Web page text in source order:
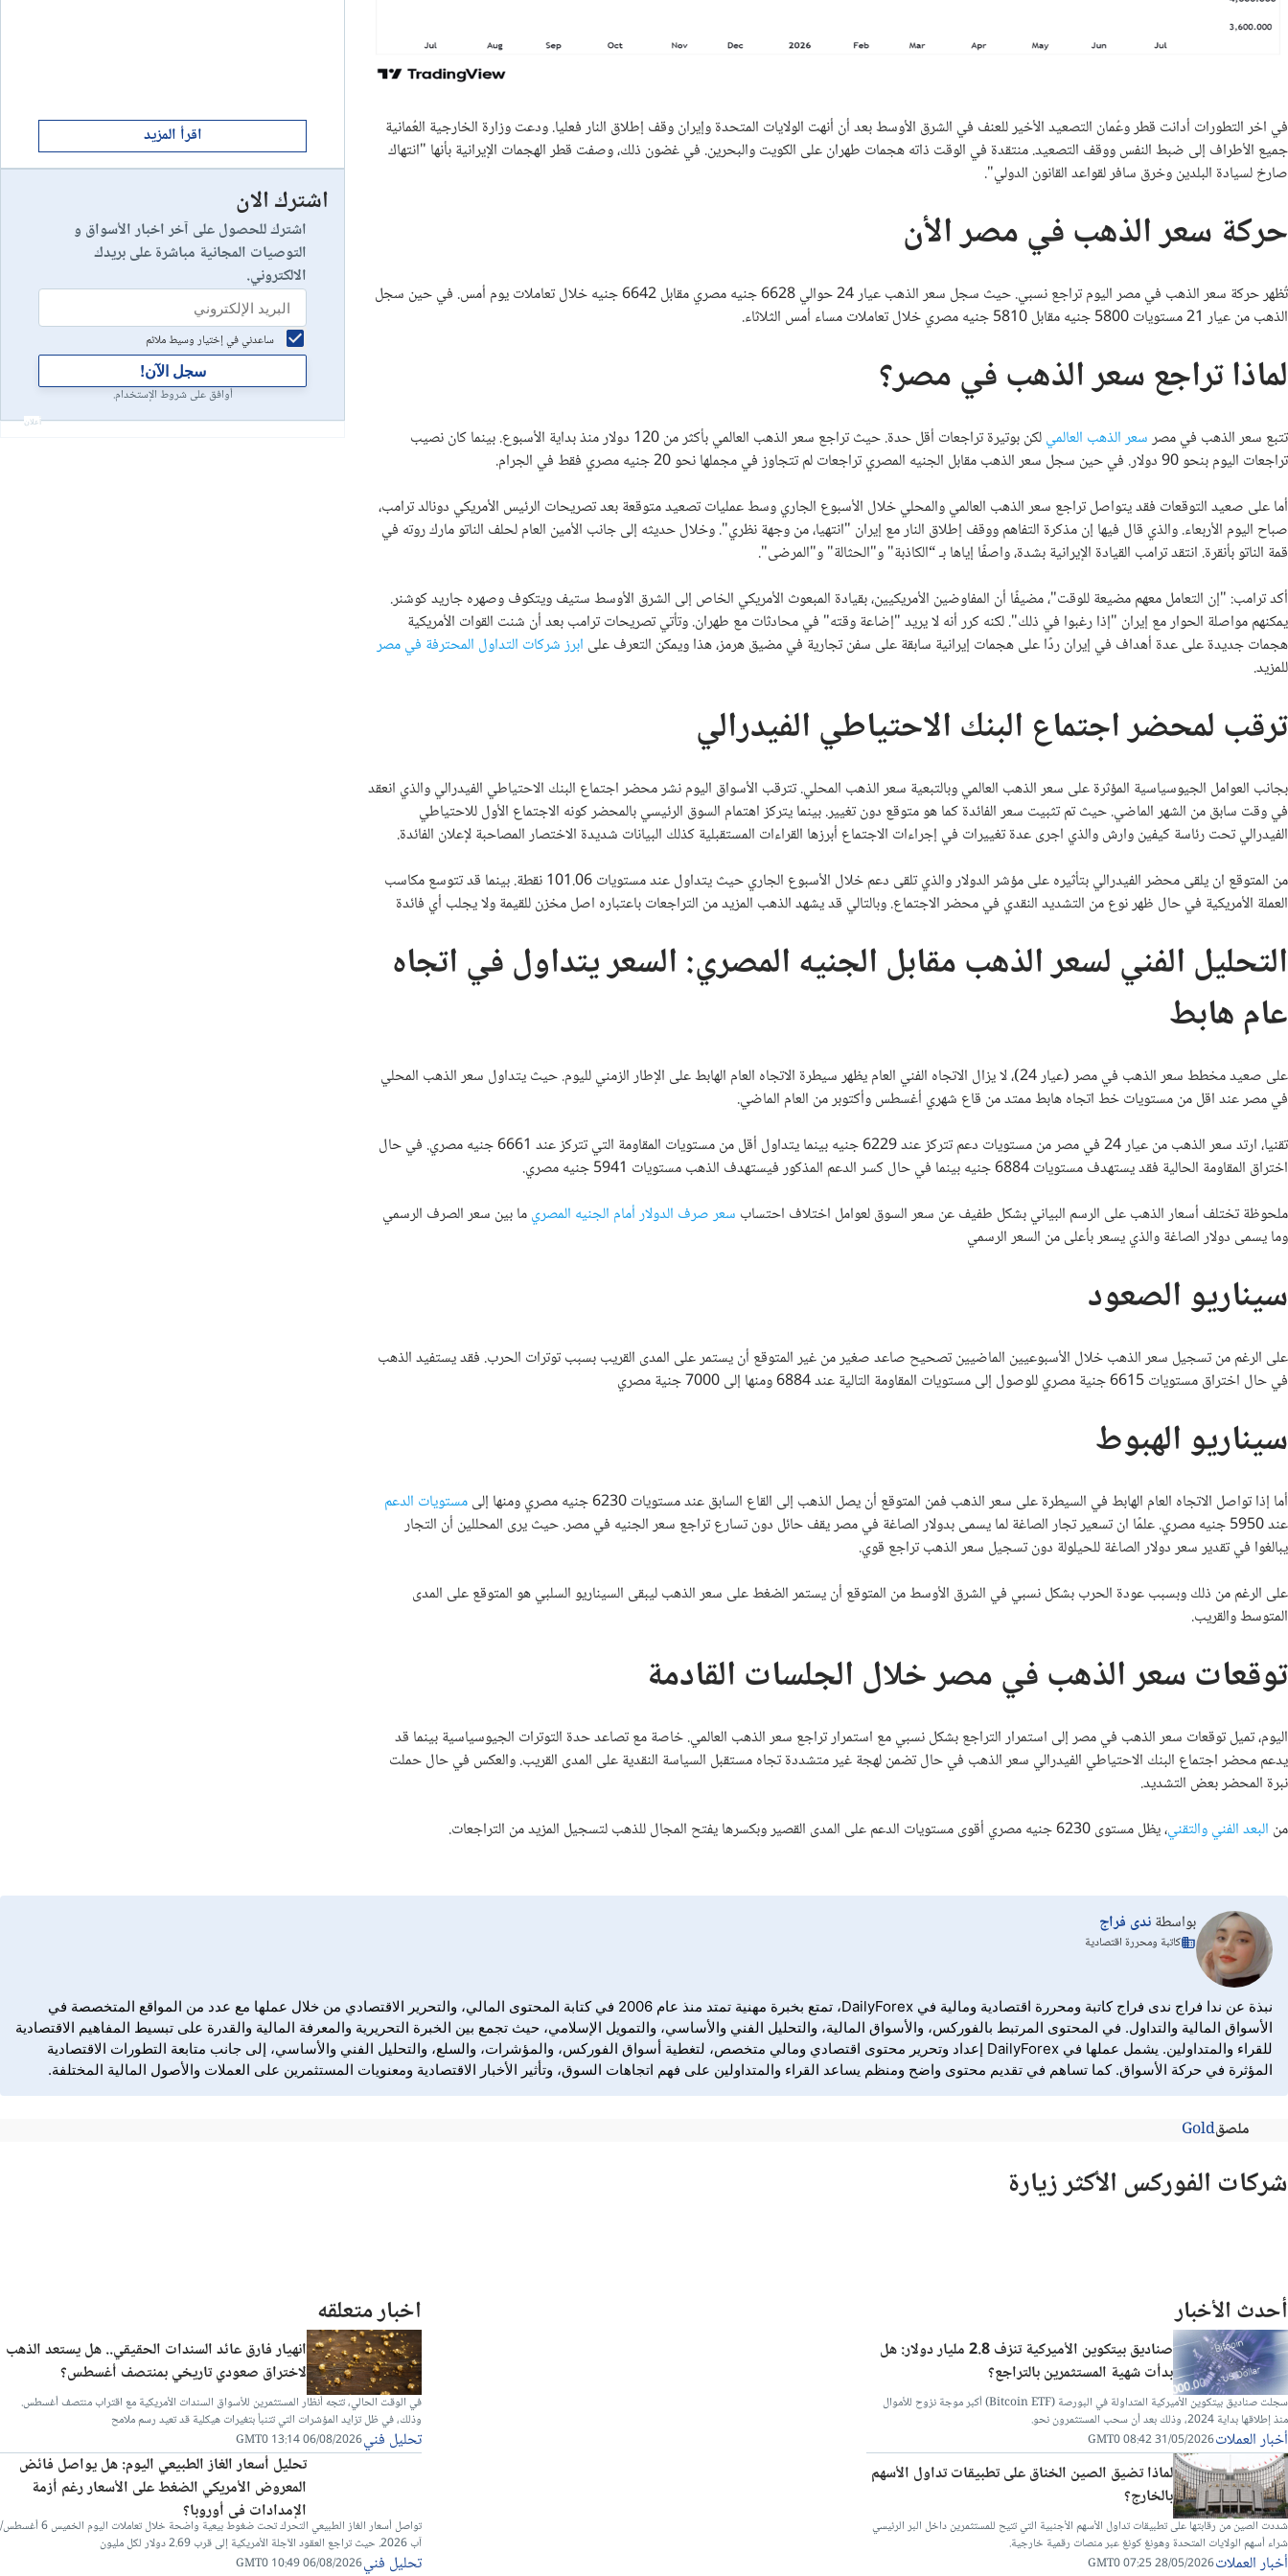
في اخر التطورات أدانت قطر وعُمان التصعيد الأخير للعنف في الشرق الأوسط بعد أن أنهت الولايات المتحدة وإيران وقف إطلاق النار فعليا. ودعت وزارة الخارجية العُمانية
جميع الأطراف إلى ضبط النفس ووقف التصعيد. منتقدة في الوقت ذاته هجمات طهران على الكويت والبحرين. في غضون ذلك، وصفت قطر الهجمات الإيرانية بأنها "انتهاك
صارخ لسيادة البلدين وخرق سافر لقواعد القانون الدولي".
حركة سعر الذهب في مصر الأن
تُظهر حركة سعر الذهب في مصر اليوم تراجع نسبي. حيث سجل سعر الذهب عيار 24 حوالي 6628 جنيه مصري مقابل 6642 جنيه خلال تعاملات يوم أمس. في حين سجل
الذهب من عيار 21 مستويات 5800 جنيه مقابل 5810 جنيه مصري خلال تعاملات مساء أمس الثلاثاء.
لماذا تراجع سعر الذهب في مصر؟
تتبع سعر الذهب في مصرسعر الذهب العالمي
لكن بوتيرة تراجعات أقل حدة. حيث تراجع سعر الذهب العالمي بأكثر من 120 دولار منذ بداية الأسبوع. بينما كان نصيب
تراجعات اليوم بنحو 90 دولار. في حين سجل سعر الذهب مقابل الجنيه المصري تراجعات لم تتجاوز في مجملها نحو 20 جنيه مصري فقط في الجرام.
أما على صعيد التوقعات فقد يتواصل تراجع سعر الذهب العالمي والمحلي خلال الأسبوع الجاري وسط عمليات تصعيد متوقعة بعد تصريحات الرئيس الأمريكي دونالد ترامب،
صباح اليوم الأربعاء. والذي قال فيها إن مذكرة التفاهم ووقف إطلاق النار مع إيران "انتهيا، من وجهة نظري". وخلال حديثه إلى جانب الأمين العام لحلف الناتو مارك روته في
قمة الناتو بأنقرة. انتقد ترامب القيادة الإيرانية بشدة، واصفًا إياها بـ “الكاذبة" و"الحثالة" و"المرضى".
أكد ترامب: "إن التعامل معهم مضيعة للوقت"، مضيفًا أن المفاوضين الأمريكيين، بقيادة المبعوث الأمريكي الخاص إلى الشرق الأوسط ستيف ويتكوف وصهره جاريد كوشنر.
يمكنهم مواصلة الحوار مع إيران "إذا رغبوا في ذلك". لكنه كرر أنه لا يريد "إضاعة وقته" في محادثات مع طهران. وتأتي تصريحات ترامب بعد أن شنت القوات الأمريكية
هجمات جديدة على عدة أهداف في إيران ردًا على هجمات إيرانية سابقة على سفن تجارية في مضيق هرمز، هذا ويمكن التعرف على ابرز شركات التداول المحترفة في مصر
للمزيد.
ترقب لمحضر اجتماع البنك الاحتياطي الفيدرالي
بجانب العوامل الجيوسياسية المؤثرة على سعر الذهب العالمي وبالتبعية سعر الذهب المحلي. تترقب الأسواق اليوم نشر محضر اجتماع البنك الاحتياطي الفيدرالي والذي انعقد
في وقت سابق من الشهر الماضي. حيث تم تثبيت سعر الفائدة كما هو متوقع دون تغيير. بينما يتركز اهتمام السوق الرئيسي بالمحضر كونه الاجتماع الأول للاحتياطي
الفيدرالي تحت رئاسة كيفين وارش والذي اجرى عدة تغييرات في إجراءات الاجتماع أبرزها القراءات المستقبلية كذلك البيانات شديدة الاختصار المصاحبة لإعلان الفائدة.
من المتوقع ان يلقى محضر الفيدرالي بتأثيره على مؤشر الدولار والذي تلقى دعم خلال الأسبوع الجاري حيث يتداول عند مستويات 101.06 نقطة. بينما قد تتوسع مكاسب
العملة الأمريكية في حال ظهر نوع من التشديد النقدي في محضر الاجتماع. وبالتالي قد يشهد الذهب المزيد من التراجعات باعتباره اصل مخزن للقيمة ولا يجلب أي فائدة
التحليل الفني لسعر الذهب مقابل الجنيه المصري: السعر يتداول في اتجاه
عام هابط
على صعيد مخطط سعر الذهب في مصر (عيار 24)، لا يزال الاتجاه الفني العام يظهر سيطرة الاتجاه العام الهابط على الإطار الزمني لليوم. حيث يتداول سعر الذهب المحلي
في مصر عند اقل من مستويات خط اتجاه هابط ممتد من قاع شهري أغسطس وأكتوبر من العام الماضي.
تقنيا، ارتد سعر الذهب من عيار 24 في مصر من مستويات دعم تتركز عند 6229 جنيه بينما يتداول أقل من مستويات المقاومة التي تتركز عند 6661 جنيه مصري. في حال
اختراق المقاومة الحالية فقد يستهدف مستويات 6884 جنيه بينما في حال كسر الدعم المذكور فيستهدف الذهب مستويات 5941 جنيه مصري.
ملحوظة تختلف أسعار الذهب على الرسم البياني بشكل طفيف عن سعر السوق لعوامل اختلاف احتساب سعر صرف الدولار أمام الجنيه المصريما بين سعر الصرف الرسمي
وما يسمى دولار الصاغة والذي يسعر بأعلى من السعر الرسمي
سيناريو الصعود
على الرغم من تسجيل سعر الذهب خلال الأسبوعيين الماضيين تصحيح صاعد صغير من غير المتوقع أن يستمر على المدى القريب بسبب توترات الحرب. فقد يستفيد الذهب
في حال اختراق مستويات 6615 جنية مصري للوصول إلى مستويات المقاومة التالية عند 6884 ومنها إلى 7000 جنية مصري
سيناريو الهبوط
أما إذا تواصل الاتجاه العام الهابط في السيطرة على سعر الذهب فمن المتوقع أن يصل الذهب إلى القاع السابق عند مستويات 6230 جنيه مصري ومنها إلى
مستويات الدعم
عند 5950 جنيه مصري. علمًا ان تسعير تجار الصاغة لما يسمى بدولار الصاغة في مصر يقف حائل دون تسارع تراجع سعر الجنيه في مصر. حيث يرى المحللين أن التجار
يبالغوا في تقدير سعر دولار الصاغة للحيلولة دون تسجيل سعر الذهب تراجع قوي.
على الرغم من ذلك وبسبب عودة الحرب بشكل نسبي في الشرق الأوسط من المتوقع أن يستمر الضغط على سعر الذهب ليبقى السيناريو السلبي هو المتوقع على المدى
المتوسط والقريب.
توقعات سعر الذهب في مصر خلال الجلسات القادمة
اليوم، تميل توقعات سعر الذهب في مصر إلى استمرار التراجع بشكل نسبي مع استمرار تراجع سعر الذهب العالمي. خاصة مع تصاعد حدة التوترات الجيوسياسية بينما قد
يدعم محضر اجتماع البنك الاحتياطي الفيدرالي سعر الذهب في حال تضمن لهجة غير متشددة تجاه مستقبل السياسة النقدية على المدى القريب. والعكس في حال حملت
نبرة المحضر بعض التشديد.
من البعد الفني والتقني، يظل مستوى 6230 جنيه مصري أقوى مستويات الدعم على المدى القصير وبكسرها يفتح المجال للذهب لتسجيل المزيد من التراجعات.
إستعراض شركة
10
اقرأ المزيد
اشترك الان
اشترك للحصول على آخر اخبار الأسواق و
التوصيات المجانية مباشرة على بريدك
الالكتروني.
ساعدني في إختيار وسيط ملائم
سجل الآن!
أوافق على شروط الإستخدام.
أعلان
بواسطةندى فراج
كاتبة ومحررة اقتصادية
نبذة عن ندا فراج ندى فراج كاتبة ومحررة اقتصادية ومالية في DailyForex، تمتع بخبرة مهنية تمتد منذ عام 2006 في كتابة المحتوى المالي، والتحرير الاقتصادي من خلال عملها مع عدد من المواقع المتخصصة في
الأسواق المالية والتداول. في المحتوى المرتبط بالفوركس، والأسواق المالية، والتحليل الفني والأساسي، والتمويل الإسلامي، حيث تجمع بين الخبرة التحريرية والمعرفة المالية والقدرة على تبسيط المفاهيم الاقتصادية
للقراء والمتداولين. يشمل عملها في DailyForex إعداد وتحرير محتوى اقتصادي ومالي متخصص، لتغطية أسواق الفوركس، والمؤشرات، والسلع، والتحليل الفني والأساسي، إلى جانب متابعة التطورات الاقتصادية
المؤثرة في حركة الأسواق. كما تساهم في تقديم محتوى واضح ومنظم يساعد القراء والمتداولين على فهم اتجاهات السوق، وتأثير الأخبار الاقتصادية ومعنويات المستثمرين على العملات والأصول المالية المختلفة.
ملصقGold
شركات الفوركس الأكثر زيارة
أحدث الأخبار
صناديق بيتكوين الأميركية تنزف 2.8 مليار دولار: هل
بدأت شهية المستثمرين بالتراجع؟
سجلت صناديق بيتكوين الأميركية المتداولة في البورصة (Bitcoin ETF) أكبر موجة نزوح للأموال
منذ إطلاقها بداية 2024، وذلك بعد أن سحب المستثمرون نحو.
أخبار العملات31/05/2026 08:42 GMT0
لماذا تضيق الصين الخناق على تطبيقات تداول الأسهم
بالخارج؟
شددت الصين من رقابتها على تطبيقات تداول الأسهم الأجنبية التي تتيح للمستثمرين داخل البر الرئيسي
شراء أسهم الولايات المتحدة وهونغ كونغ عبر منصات رقمية خارجية.
أخبار العملات28/05/2026 07:25 GMT0
اخبار متعلقه
انهيار فارق عائد السندات الحقيقي.. هل يستعد الذهب
لاختراق صعودي تاريخي بمنتصف أغسطس؟
في الوقت الحالي، تتجه أنظار المستثمرين للأسواق السندات الأمريكية مع اقتراب منتصف أغسطس.
وذلك، في ظل تزايد المؤشرات التي تتنبأ بتغيرات هيكلية قد تعيد رسم ملامح
تحليل فني06/08/2026 13:14 GMT0
تحليل أسعار الغاز الطبيعي اليوم: هل يواصل فائض
المعروض الأمريكي الضغط على الأسعار رغم أزمة
الإمدادات في أوروبا؟
تواصل أسعار الغاز الطبيعي التحرك تحت ضغوط بيعية واضحة خلال تعاملات اليوم الخميس 6 أغسطس/
آب 2026. حيث تراجع العقود الآجلة الأمريكية إلى قرب 2.69 دولار لكل مليون
تحليل فني06/08/2026 10:49 GMT0